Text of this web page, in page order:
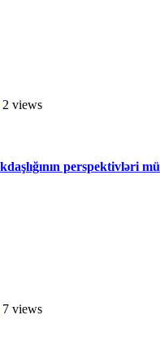
2 views
perspektivləri
7 views